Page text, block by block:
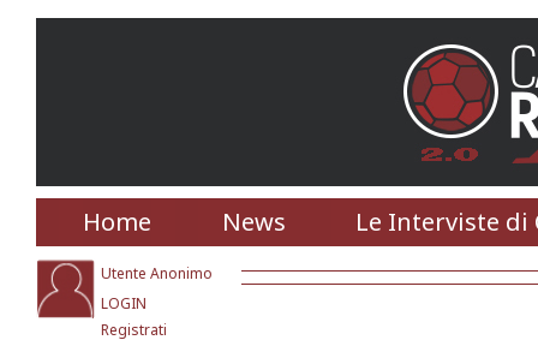
Home News Le Interviste di
Utente Anonimo
LOGIN
Registrati